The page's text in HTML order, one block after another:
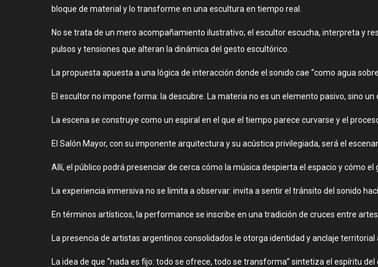
bloque de material y lo transforme en una escultura en tiempo real.
No se trata de un mero acompañamiento ilustrativo; el escultor escucha, interpreta y
pulsos y tensiones que alteran la dinámica del gesto escultórico.
La propuesta apuesta a una lógica de interacción donde el sonido cae “como agua
El escultor no impone forma: la descubre. La materia no es un elemento pasivo, sino
La escena se construye como un espiral en el que el tiempo parece curvarse y el
El Salón Mayor, con su imponente arquitectura y su acústica privilegiada, será el
Allí, el público podrá presenciar de cerca cómo la música despierta el espacio y cómo
La experiencia inmersiva no se limita a observar: invita a sentir el tránsito del sonido
En términos artísticos, la performance se inscribe en una tradición de cruces entre
La presencia de artistas argentinos consolidados le otorga identidad y anclaje
La idea de que “nada es fijo: todo se ofrece, todo se transforma” sintetiza el espíritu del